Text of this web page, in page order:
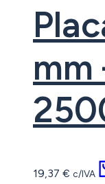
mm
19,37 € c/IVA